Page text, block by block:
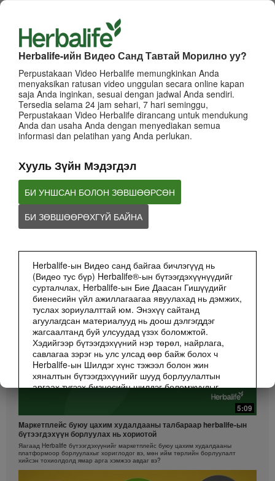
Herbalife-ийн Видео Санд Тавтай Морилно уу?
Perpustakaan Video Herbalife memungkinkan Anda
menyaksikan ratusan video unggulan secara online kapan
saja Anda inginkan, sesuai dengan jadwal Anda sendiri.
Tersedia selama 24 jam sehari, 7 hari seminggu,
Perpustakaan Video Herbalife dirancang untuk mendukung
Anda dan usaha Anda dengan menyediakan semua
informasi dan pelatihan yang Anda perlukan.
Хууль Зүйн Мэдэгдэл
БИ УНШСАН БОЛОН ЗӨВШӨӨРСӨН
БИ ЗӨВШӨӨРӨХГҮЙ БАЙНА
Herbalife-ын Видео санд байгаа бичлэгүүд нь
(Видео тус бүр) Herbalife®-ын бүтээгдэхүүнүүдийг
сурталчлах, Herbalife-ын Бие Даасан Гишүүдийг
биенесийн үйл ажиллагаагаа явуулахад нь дэмжих,
туслах зориулалттай юм. Энэхүү сайтанд
агуулагдсан материалууд нь доош дэлгэгддэг
жагсаалтанд буй улсуудад үзэх боломжтой.
Хэдийгээр бүтээгдэхүүний нэр төрөл, найрлага,
савлагаа зэрэг нь улс улсад өөр байж болох ч
Herbalife-ын Шилдэг хүнс тэжээл болон жин
хяналтын бүтээгдэхүүнийг шууд борлуулалтын
аргаах түгээх бизнесийн шилдэг боломжуудыг
санал болгох замаар Хүмүүсийн амьдралыг илүү
юм.
Бичлэгүүд Маркетингийн төлөвлөгөөний өөр өөр
шатлалтын, өөр улс орны зарим Herbalife-ын Бие
Даасан Гишүүдийн борлуулалтын дүн, орлогын
туршлагыг агуулсан байж болох ч эдгээр нь жишээ
Суваг Сонгох
БИЗНЕС
БРЭНД БОЛОН ИВЭЭН ТЭТГЭЛТ
ХУВИЙН ХӨГЖИЛ
HERBALIFE -ИЙН АРГА ХЭМЖЭЭНҮҮД
ВЕБИНАР
БИЗНЕС Бүгдийг Харах
5:09
Mаркетплейс буюу цахим худалдааны талбараар herbalife-ын
бүтээгдэхүүн борлуулах нь хориотой
Яагаад Herbalife бүтээгдэхүүнийг маркетплейс буюу цахим худалдааны
платформоор борлуулахыг хориглодог вэ, мөн ийм төрлийн борлуулалт
хийсэн тохиолдолд ямар арга хэмжээ авдаг вэ?